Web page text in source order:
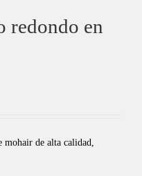
redondo en
de alta calidad,